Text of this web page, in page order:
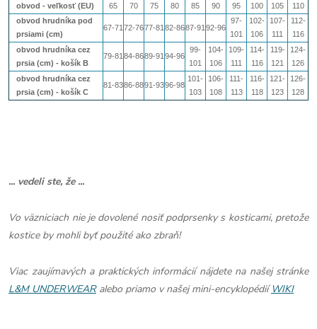
obvod - veľkosť (EU)
65 70 75 80 85 90 95 100 105
110
obvod hrudníka pod
prsiami (cm)
67-71 72-7677-81 82-8687-91 92-96
97-
101
102-
106
107-
111
112-
116
obvod hrudníka cez
prsia (cm) - košík B
79-81 84-8689-91 94-96
99-
101
104-
106
109-
111
114-
116
119-
121
124-
126
obvod hrudníka cez
prsia (cm) - košík C
81-8386-8891-9396-98
101-
103
106-
108
111-
113
116-
118
121-
123
126-
128
... vedeli ste, že ...
Vo väzniciach nie je dovolené nosiť podprsenky s kosticami, pretože
kostice by mohli byť použité ako zbraň!
Viac zaujímavých a praktických informácií nájdete na našej stránke
L&M UNDERWEARalebo priamo v našej mini-encyklopédiíWIKI